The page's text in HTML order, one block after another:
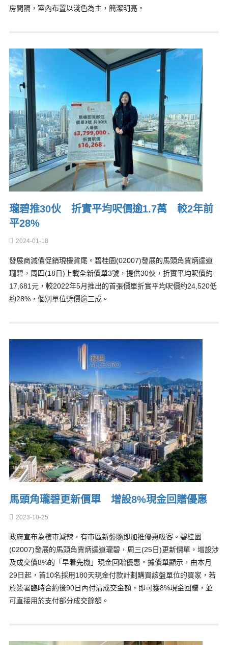
房間隔，室內布置以淺色為主，簡潔明亮。
瓏碧推30伙 折實平均呎價逾1.7萬 較2年前
平28%
2024-01-18
發展商減價促銷現樓貨尾。碧桂園(02007)發展的馬頭角賈炳達道
瓏碧，周四(18日)上載全新價單3號，提供30伙，折實平均呎價約
17,681元，較2022年5月推出的首張價單折實平均呎價約24,520低
約28%，個別單位劈價逾三成。
馬頭角瓏碧更新價單 增設8%現金回贈優惠
2023-10-25
政府宣布為樓市減辣，有市區新盤隨即加推優惠吸客。碧桂園
(02007)發展的馬頭角賈炳達道瓏碧，周三(25日)更新價單，增設涉
及成交價8%的「早着先機」現金回贈優惠。據價單顯示，由本月
29日起，首10名採用180天現金付款計劃購買該盤單位的買家，若
於簽署臨時合約後90日內付清成交金額，即可獲8%現金回贈，並
可直接用於支付部分成交餘額。